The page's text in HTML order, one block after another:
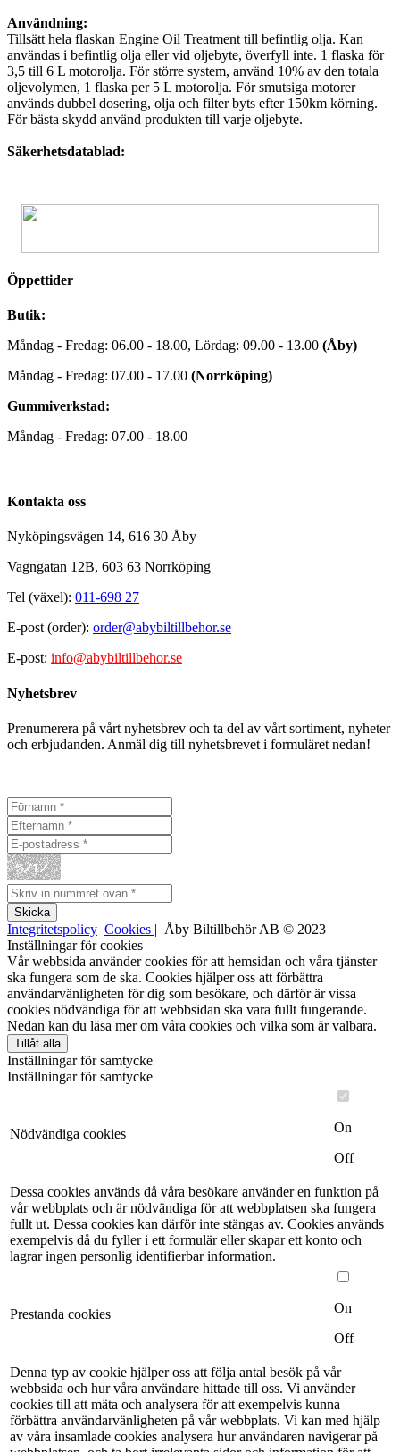
Användning:
Tillsätt hela flaskan Engine Oil Treatment till befintlig olja. Kan
användas i befintlig olja eller vid oljebyte, överfyll inte. 1 flaska för
3,5 till 6 L motorolja. För större system, använd 10% av den totala
oljevolymen, 1 flaska per 5 L motorolja. För smutsiga motorer
används dubbel dosering, olja och filter byts efter 150km körning.
För bästa skydd använd produkten till varje oljebyte.
Säkerhetsdatablad:
Öppettider
Butik:
Måndag - Fredag: 06.00 - 18.00, Lördag: 09.00 - 13.00 (Åby)
Måndag - Fredag: 07.00 - 17.00 (Norrköping)
Gummiverkstad:
Måndag - Fredag: 07.00 - 18.00
Kontakta oss
Nyköpingsvägen 14, 616 30 Åby
Vagngatan 12B, 603 63 Norrköping
Tel (växel): 011-698 27
E-post (order): order@abybiltillbehor.se
E-post: info@abybiltillbehor.se
Nyhetsbrev
Prenumerera på vårt nyhetsbrev och ta del av vårt sortiment, nyheter
och erbjudanden. Anmäl dig till nyhetsbrevet i formuläret nedan!
Integritetspolicy Cookies | Åby Biltillbehör AB © 2023
Inställningar för cookies
Vår webbsida använder cookies för att hemsidan och våra tjänster
ska fungera som de ska. Cookies hjälper oss att förbättra
användarvänligheten för dig som besökare, och därför är vissa
cookies nödvändiga för att webbsidan ska vara fullt fungerande.
Nedan kan du läsa mer om våra cookies och vilka som är valbara.
Tillåt alla
Inställningar för samtycke
Inställningar för samtycke
Nödvändiga cookies
On
Off
Dessa cookies används då våra besökare använder en funktion på
vår webbplats och är nödvändiga för att webbplatsen ska fungera
fullt ut. Dessa cookies kan därför inte stängas av. Cookies används
exempelvis då du fyller i ett formulär eller skapar ett konto och
lagrar ingen personlig identifierbar information.
Prestanda cookies
On
Off
Denna typ av cookie hjälper oss att följa antal besök på vår
webbsida och hur våra användare hittade till oss. Vi använder
cookies till att mäta och analysera för att exempelvis kunna
förbättra användarvänligheten på vår webbplats. Vi kan med hjälp
av våra insamlade cookies analysera hur användaren navigerar på